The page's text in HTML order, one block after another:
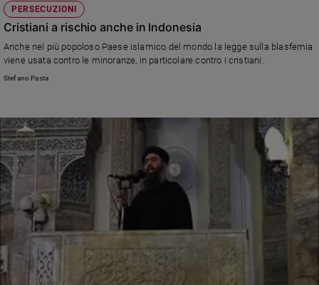
PERSECUZIONI
Cristiani a rischio anche in Indonesia
Anche nel più popoloso Paese islamico del mondo la legge sulla blasfemia
viene usata contro le minoranze, in particolare contro i cristiani.
Stefano Pasta